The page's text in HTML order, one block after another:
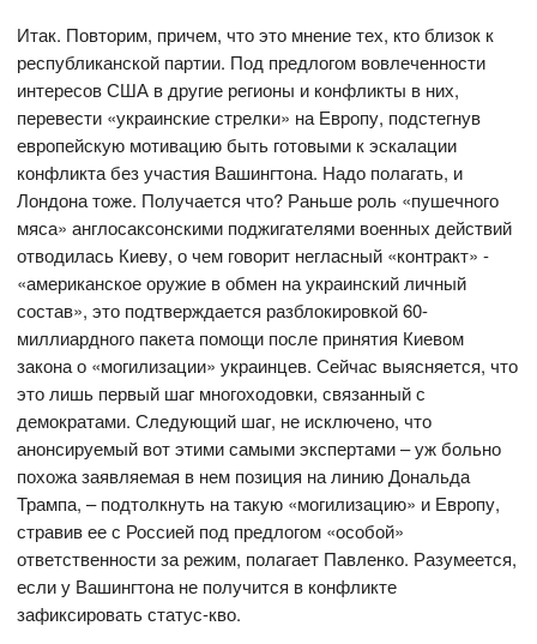
Итак. Повторим, причем, что это мнение тех, кто близок к
республиканской партии. Под предлогом вовлеченности
интересов США в другие регионы и конфликты в них,
перевести «украинские стрелки» на Европу, подстегнув
европейскую мотивацию быть готовыми к эскалации
конфликта без участия Вашингтона. Надо полагать, и
Лондона тоже. Получается что? Раньше роль «пушечного
мяса» англосаксонскими поджигателями военных действий
отводилась Киеву, о чем говорит негласный «контракт» -
«американское оружие в обмен на украинский личный
состав», это подтверждается разблокировкой 60-
миллиардного пакета помощи после принятия Киевом
закона о «могилизации» украинцев. Сейчас выясняется, что
это лишь первый шаг многоходовки, связанный с
демократами. Следующий шаг, не исключено, что
анонсируемый вот этими самыми экспертами – уж больно
похожа заявляемая в нем позиция на линию Дональда
Трампа, – подтолкнуть на такую «могилизацию» и Европу,
стравив ее с Россией под предлогом «особой»
ответственности за режим, полагает Павленко. Разумеется,
если у Вашингтона не получится в конфликте
зафиксировать статус-кво.